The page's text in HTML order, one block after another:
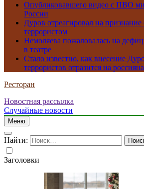
Опубликовавшего видео с ПВО
России
Дуров отреагировал на признание
террористом
Немоляева пожаловалась на
в театре
Стало известно, как внесение
террористов отразится на
Ресторан
Новостная рассылка
Случайные новости
Меню
Найти:
Заголовки